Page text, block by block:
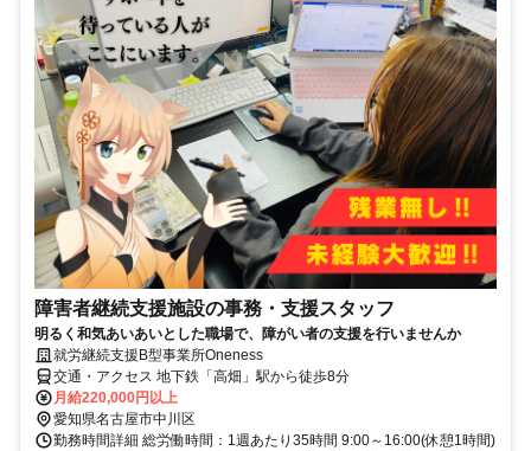
障害者継続支援施設の事務・支援スタッフ
明るく和気あいあいとした職場で、障がい者の支援を行いませんか
就労継続支援B型事業所Oneness
交通・アクセス 地下鉄「高畑」駅から徒歩8分
月給220,000円以上
愛知県名古屋市中川区
勤務時間詳細 総労働時間：1週あたり35時間 9:00～16:00(休憩1時間)